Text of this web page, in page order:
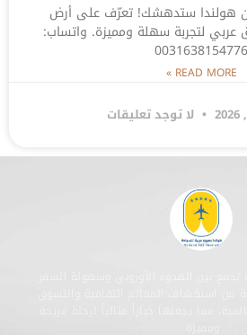
عن هولندا ستدهشك! تعرّف على أرض
عربي لتجربة سهلة ومميزة. واتساب:
0031638154776
READ MORE »
لا توجد تعليقات